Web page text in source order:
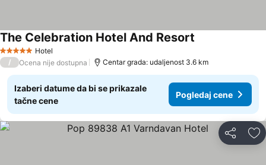
5 ZvezdiceHotel
The Celebration Hotel And Resort
/ Ocena nije dostupna Centar grada: udaljenost 3.6 km
Izaberi datume da bi se prikazale
tačne cene
Pogledaj cene
Deli